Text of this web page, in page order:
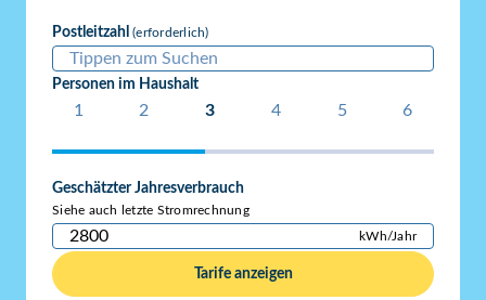
Postleitzahl (erforderlich)
Personen im Haushalt
1 2 3 4 5 6
Geschätzter Jahresverbrauch
Siehe auch letzte Stromrechnung
Tarife anzeigen